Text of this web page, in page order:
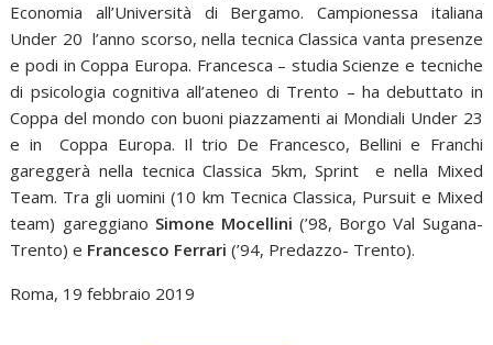
Economia all’Università di Bergamo. Campionessa italiana
Under 20 l’anno scorso, nella tecnica Classica vanta presenze
e podi in Coppa Europa. Francesca – studia Scienze e tecniche
di psicologia cognitiva all’ateneo di Trento – ha debuttato in
Coppa del mondo con buoni piazzamenti ai Mondiali Under 23
e in Coppa Europa. Il trio De Francesco, Bellini e Franchi
gareggerà nella tecnica Classica 5km, Sprint e nella Mixed
Team. Tra gli uomini (10 km Tecnica Classica, Pursuit e Mixed
team) gareggiano Simone Mocellini (’98, Borgo Val Sugana-
Trento) e Francesco Ferrari (’94, Predazzo- Trento).
Roma, 19 febbraio 2019